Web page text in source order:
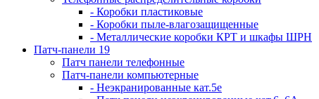
- Коробки пластиковые
- Коробки пыле-влагозащищенные
- Металлические коробки КРТ и шкафы ШРН
Патч-панели 19
Патч панели телефонные
Патч-панели компьютерные
- Неэкранированные кат.5е